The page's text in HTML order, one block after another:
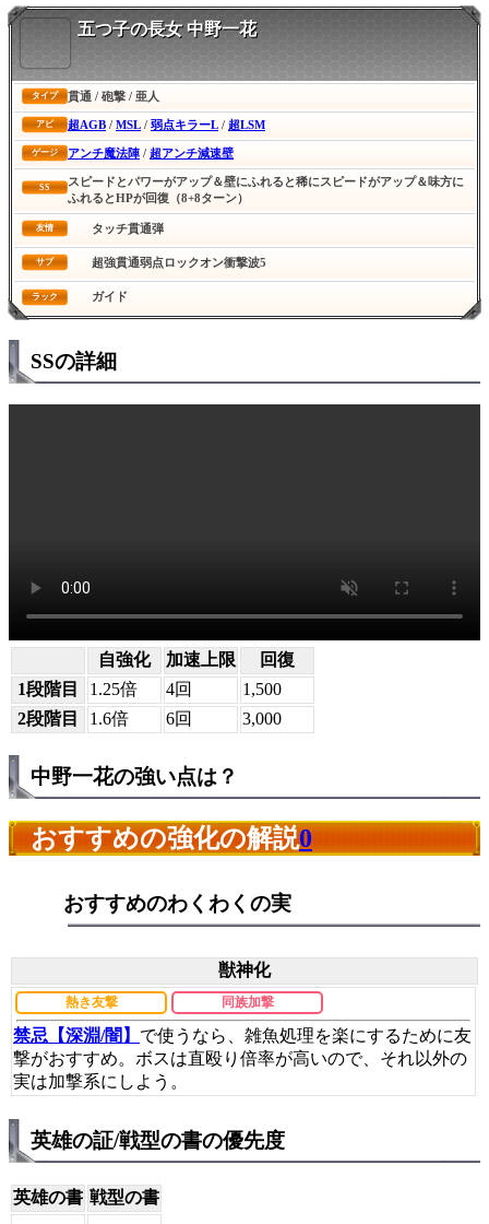
五つ子の長女 中野一花
タイプ 貫通 / 砲撃 / 亜人
アビ 超AGB / MSL / 弱点キラーL / 超LSM
ゲージ アンチ魔法陣 / 超アンチ減速壁
SS
スピードとパワーがアップ＆壁にふれると稀にスピードがアップ＆味方に
ふれるとHPが回復（8+8ターン）
友情 タッチ貫通弾
サブ 超強貫通弱点ロックオン衝撃波5
ラック ガイド
SSの詳細
自強化 加速上限
回復
1段階目
1.25倍 4回
1,500
2段階目
1.6倍 6回 3,000
中野一花の強い点は？
おすすめの強化の解説0
おすすめのわくわくの実
獣神化
熱き友撃 同族加撃
禁忌【深淵/闇】 で使うなら、雑魚処理を楽にするために友
撃がおすすめ。ボスは直殴り倍率が高いので、それ以外の
実は加撃系にしよう。
英雄の証/戦型の書の優先度
英雄の書 戦型の書